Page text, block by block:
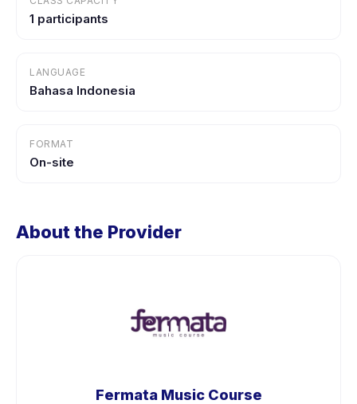
1 participants
LANGUAGE
Bahasa Indonesia
FORMAT
On-site
About the Provider
Fermata Music Course